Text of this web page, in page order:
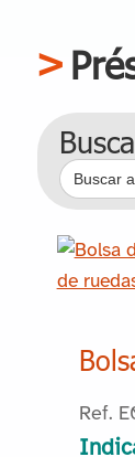
Buscar:
Ref.